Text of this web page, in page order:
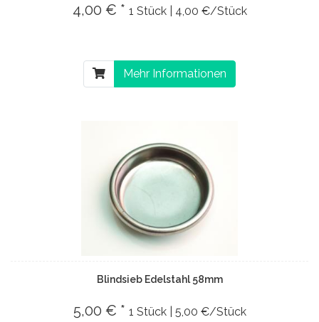
4,00 € * 1 Stück | 4,00 €/Stück
Mehr Informationen
Blindsieb Edelstahl 58mm
5,00 € * 1 Stück | 5,00 €/Stück